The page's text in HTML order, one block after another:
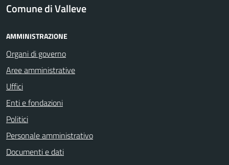
Comune di Valleve
AMMINISTRAZIONE
Organi di governo
Aree amministrative
Uffici
Enti e fondazioni
Politici
Personale amministrativo
Documenti e dati